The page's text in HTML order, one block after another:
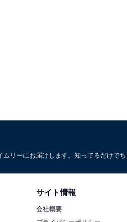
リーにお届けします。知ってるだけで
サイト情報
会社概要